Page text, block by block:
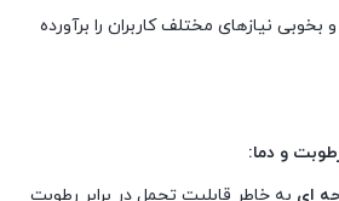
نیازهای مختلف کاربران را برآورده
ای به خاطر قابلیت تحمل در برابر رطوبت